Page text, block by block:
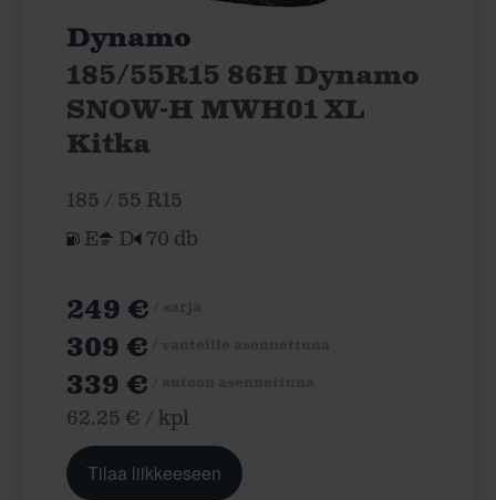
Dynamo
185/55R15 86H Dynamo
SNOW-H MWH01 XL
Kitka
185 / 55 R15
E
D 70 db
249 €
309 €
339 €
62.25 € / kpl
Tilaa liikkeeseen